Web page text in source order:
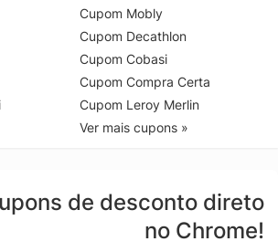
Cupom Mobly
Cupom Decathlon
Cupom Cobasi
Cupom Compra Certa
Cupom Leroy Merlin
Ver mais cupons »
de desconto direto
no Chrome!